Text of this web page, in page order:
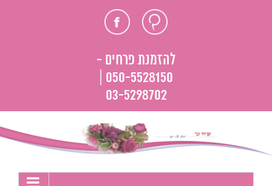
חוות פייסבוק
להזמנת פרחים -
050-5528150 |
03-5298702